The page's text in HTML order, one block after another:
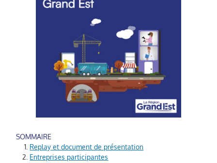
Replay et document de présentation
Entreprises participantes